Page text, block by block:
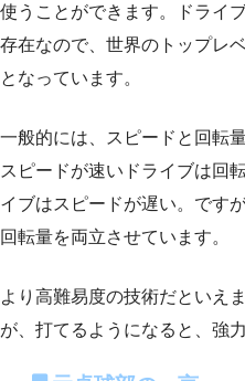
使うことができます。ドライ
存在なので、世界のトップレ
となっています。
一般的には、スピードと回転
スピードが速いドライブは回
イブはスピードが遅い。です
回転量を両立させています。
より高難易度の技術だといえ
が、打てるようになると、強